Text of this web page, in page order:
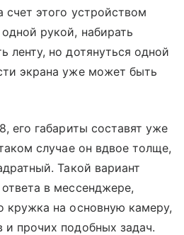
счет этого устройством
рукой, набирать
ленту, но дотянуться одной
экрана уже может быть
его габариты составят уже
случае он вдвое толще,
Такой вариант
в мессенджере,
кружка на основную камеру,
и прочих подобных задач.